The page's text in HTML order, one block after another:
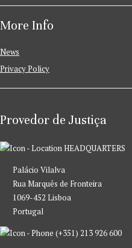
More Info
News
Privacy Policy
Provedor de Justiça
HEADQUARTERS
Palácio Vilalva
Rua Marquês de Fronteira
1069-452 Lisboa
Portugal
(+351) 213 926 600